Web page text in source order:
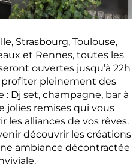
Strasbourg, Toulouse,
et Rennes, toutes les
ouvertes jusqu’à 22h
profiter pleinement des
Dj set, champagne, bar à
jolies remises qui vous
alliances de vos rêves.
découvrir les créations
ambiance décontractée